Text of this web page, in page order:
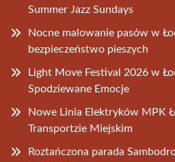
Summer Jazz Sundays
Nocne malowanie pasów w
bezpieczeństwo pieszych
Light Move Festival 2026 w
Spodziewane Emocje
Nowe Linia Elektryków MPK
Transportzie Miejskim
Roztańczona parada